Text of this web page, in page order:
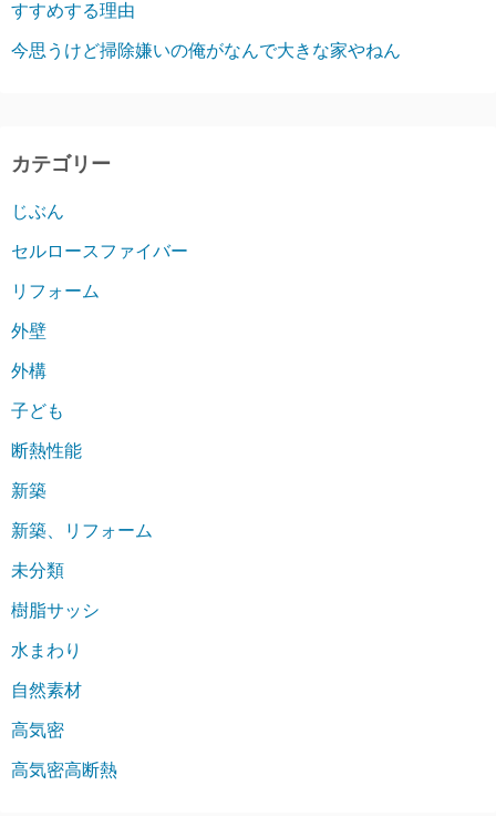
すすめする理由
今思うけど掃除嫌いの俺がなんで大きな家やねん
カテゴリー
じぶん
セルロースファイバー
リフォーム
外壁
外構
子ども
断熱性能
新築
新築、リフォーム
未分類
樹脂サッシ
水まわり
自然素材
高気密
高気密高断熱